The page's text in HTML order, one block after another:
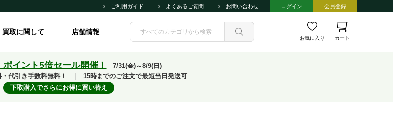
ご利用ガイド よくあるご質問 お問い合わせ ログイン 会員登録
買取に関して 店舗情報
お気に入り カート
イント5倍セール開催！
7/31(金)～8/9(日)
代引き手数料無料！
15時までのご注文で最短当日発送可
下取購入でさらにお得に買い替え